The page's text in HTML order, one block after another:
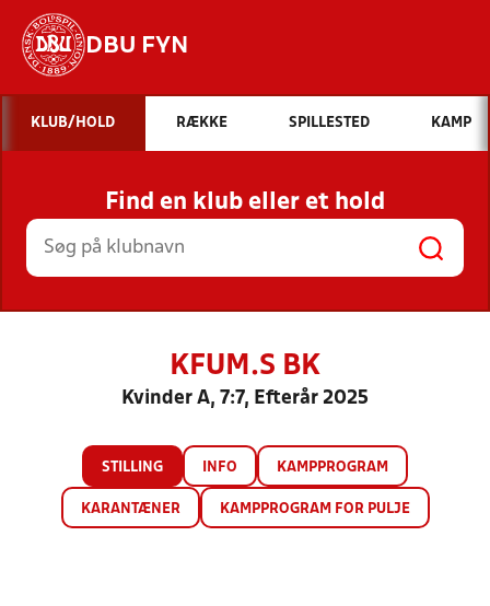
DBU FYN
Hvad vil du søge efter?
INDHOLD OG NYHEDER
STILLINGER, RESULTATER, KLUBBER OG
HOLD
KLUB/HOLD RÆKKE SPILLESTED KAMP
Find en klub eller et hold
KFUM.S BK
Kvinder A, 7:7, Efterår 2025
STILLING INFO KAMPPROGRAM
KARANTÆNER KAMPPROGRAM FOR PULJE